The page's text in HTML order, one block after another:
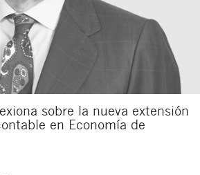
sobre la nueva extensión
en Economía de